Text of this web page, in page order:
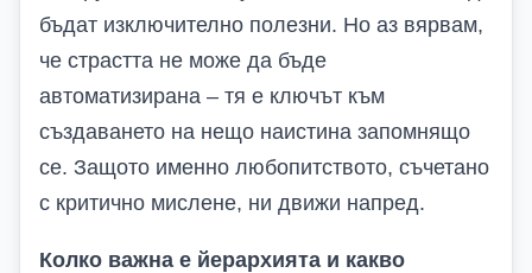
бъдат изключително полезни. Но аз вярвам,
че страстта не може да бъде
автоматизирана – тя е ключът към
създаването на нещо наистина запомнящо
се. Защото именно любопитството, съчетано
с критично мислене, ни движи напред.
Колко важна е йерархията и какво